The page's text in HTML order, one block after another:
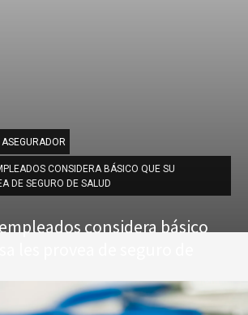
CONSIDERA BÁSICO QUE SU
DE SEGURO DE SALUD
considera básico